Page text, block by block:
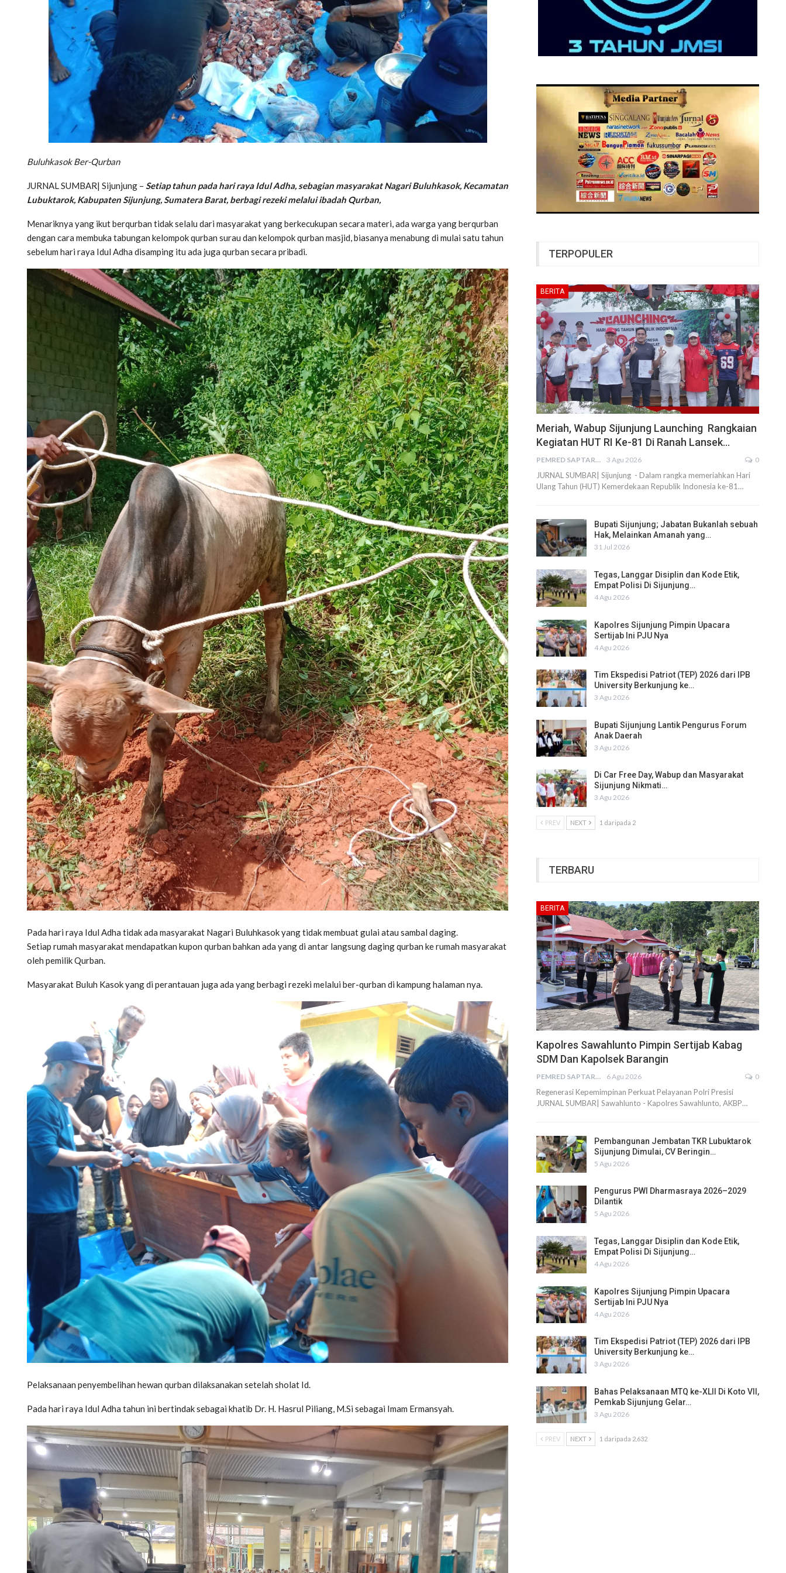
Buluhkasok Ber-Qurban
JURNAL SUMBAR| Sijunjung – Setiap tahun pada hari raya Idul Adha, sebagian masyarakat Nagari Buluhkasok, Kecamatan
Lubuktarok, Kabupaten Sijunjung, Sumatera Barat, berbagi rezeki melalui ibadah Qurban,
Menariknya yang ikut berqurban tidak selalu dari masyarakat yang berkecukupan secara materi, ada warga yang berqurban
dengan cara membuka tabungan kelompok qurban surau dan kelompok qurban masjid, biasanya menabung di mulai satu tahun
sebelum hari raya Idul Adha disamping itu ada juga qurban secara pribadi.
Pada hari raya Idul Adha tidak ada masyarakat Nagari Buluhkasok yang tidak membuat gulai atau sambal daging.
Setiap rumah masyarakat mendapatkan kupon qurban bahkan ada yang di antar langsung daging qurban ke rumah masyarakat
oleh pemilik Qurban.
Masyarakat Buluh Kasok yang di perantauan juga ada yang berbagi rezeki melalui ber-qurban di kampung halaman nya.
Pelaksanaan penyembelihan hewan qurban dilaksanakan setelah sholat Id.
Pada hari raya Idul Adha tahun ini bertindak sebagai khatib Dr. H. Hasrul Piliang, M.Si sebagai Imam Ermansyah.
TERPOPULER
BERITA
Meriah, Wabup Sijunjung Launching Rangkaian
Kegiatan HUT RI Ke-81 Di Ranah Lansek…
PEMRED SAPTARIUS 3 Agu 2026 0
JURNAL SUMBAR| Sijunjung - Dalam rangka memeriahkan Hari
Ulang Tahun (HUT) Kemerdekaan Republik Indonesia ke-81…
Bupati Sijunjung; Jabatan Bukanlah sebuah
Hak, Melainkan Amanah yang…
31 Jul 2026
Tegas, Langgar Disiplin dan Kode Etik,
Empat Polisi Di Sijunjung…
4 Agu 2026
Kapolres Sijunjung Pimpin Upacara
Sertijab Ini PJU Nya
4 Agu 2026
Tim Ekspedisi Patriot (TEP) 2026 dari IPB
University Berkunjung ke…
3 Agu 2026
Bupati Sijunjung Lantik Pengurus Forum
Anak Daerah
3 Agu 2026
Di Car Free Day, Wabup dan Masyarakat
Sijunjung Nikmati…
3 Agu 2026
PREV NEXT 1 daripada 2
TERBARU
BERITA
Kapolres Sawahlunto Pimpin Sertijab Kabag
SDM Dan Kapolsek Barangin
PEMRED SAPTARIUS 6 Agu 2026 0
Regenerasi Kepemimpinan Perkuat Pelayanan Polri Presisi
JURNAL SUMBAR| Sawahlunto - Kapolres Sawahlunto, AKBP…
Pembangunan Jembatan TKR Lubuktarok
Sijunjung Dimulai, CV Beringin…
5 Agu 2026
Pengurus PWI Dharmasraya 2026–2029
Dilantik
5 Agu 2026
Tegas, Langgar Disiplin dan Kode Etik,
Empat Polisi Di Sijunjung…
4 Agu 2026
Kapolres Sijunjung Pimpin Upacara
Sertijab Ini PJU Nya
4 Agu 2026
Tim Ekspedisi Patriot (TEP) 2026 dari IPB
University Berkunjung ke…
3 Agu 2026
Bahas Pelaksanaan MTQ ke-XLII Di Koto VII,
Pemkab Sijunjung Gelar…
3 Agu 2026
PREV NEXT 1 daripada 2,632